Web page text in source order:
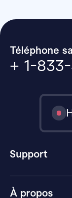
À propos
Téléphone
+ 1-
Support